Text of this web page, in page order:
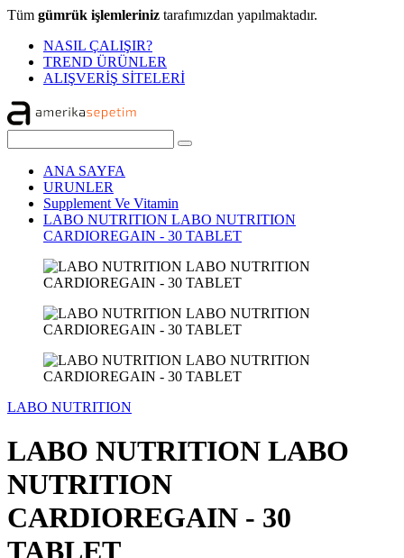
Tüm gümrük işlemleriniz tarafımızdan yapılmaktadır.
NASIL ÇALIŞIR?
TREND ÜRÜNLER
ALIŞVERİŞ SİTELERİ
ANA SAYFA
URUNLER
Supplement Ve Vitamin
LABO NUTRITION LABO NUTRITION
CARDIOREGAIN - 30 TABLET
LABO NUTRITION
LABO NUTRITION LABO
NUTRITION
CARDIOREGAIN - 30
TABLET